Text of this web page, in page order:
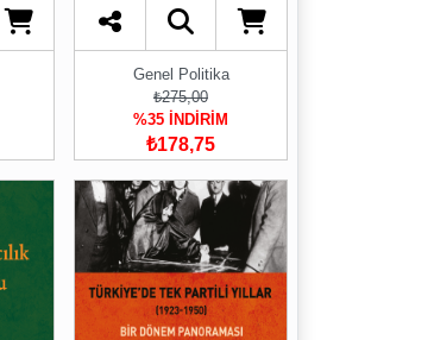
Genel Politika
₺275,00
%35 İNDİRİM
₺178,75